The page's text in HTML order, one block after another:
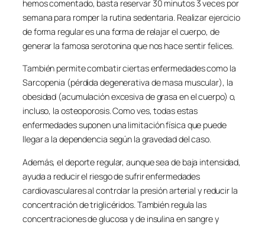
hemos comentado, basta reservar 30 minutos 3 veces por
semana para romper la rutina sedentaria. Realizar ejercicio
de forma regular es una forma de relajar el cuerpo, de
generar la famosa serotonina que nos hace sentir felices.
También permite combatir ciertas enfermedades como la
Sarcopenia (pérdida degenerativa de masa muscular), la
obesidad (acumulación excesiva de grasa en el cuerpo) o,
incluso, la osteoporosis. Como ves, todas estas
enfermedades suponen una limitación física que puede
llegar a la dependencia según la gravedad del caso.
Además, el deporte regular, aunque sea de baja intensidad,
ayuda a reducir el riesgo de sufrir enfermedades
cardiovasculares al controlar la presión arterial y reducir la
concentración de triglicéridos. También regula las
concentraciones de glucosa y de insulina en sangre y